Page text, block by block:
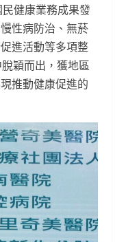
健康業務成果發
性病防治、無菸
進活動等多項整
穎而出，獲地區
推動健康促進的